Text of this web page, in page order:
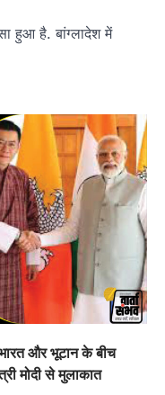
हुआ है. बांग्लादेश में
और भूटान के बीच
मोदी से मुलाकात